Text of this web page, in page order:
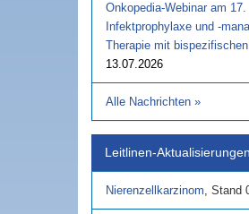
Onkopedia-Webinar am
Infektprophylaxe und -
Therapie mit
13.07.2026
Alle Nachrichten »
Leitlinen-Aktualisierungen
Nierenzellkarzinom, Stand